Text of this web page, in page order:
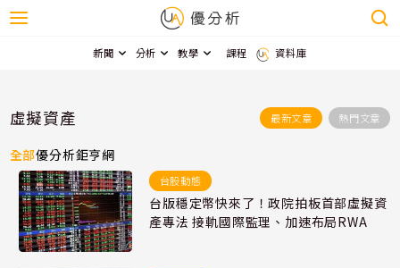
新聞 分析 教學 課程 資料庫
虛擬資產 最新文章 熱門文章
全部優分析鉅亨網
台股動態
台版穩定幣快來了！政院拍板首部虛擬資
產專法 接軌國際監理、加速布局RWA